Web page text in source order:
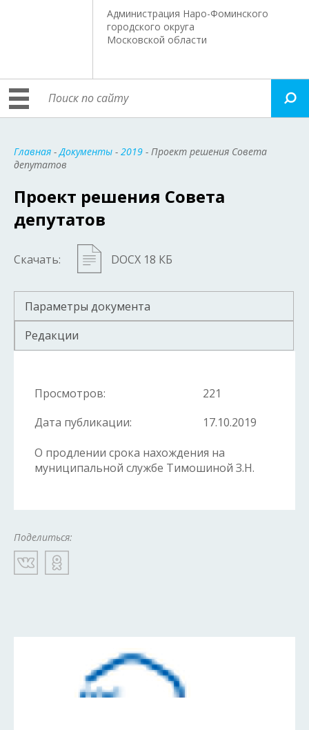
Администрация Наро-Фоминского
городского округа
Московской области
Главная -Документы - 2019 - Проект решения Совета
депутатов
Проект решения Совета
депутатов
Скачать: DOCX 18 КБ
Параметры документа
Редакции
Просмотров:
221
Дата публикации:
17.10.2019
О продлении срока нахождения на
муниципальной службе Тимошиной З.Н.
Поделиться: